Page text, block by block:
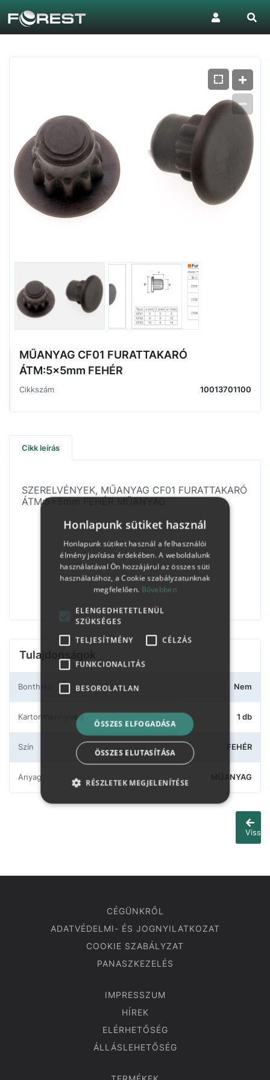
MŰANYAG CF01 FURATTAKARÓ
ÁTM:5x5mm FEHÉR
Cikkszám 10013701100
Cikk leírás
SZERELVÉNYEK, MŰANYAG CF01 FURATTAKARÓ
ÁTM:5x5mm FEHÉR MŰANYAG
Tulajdonságok
Bontható Nem
Kartonmennyiség 1 db
Szín FEHÉR
Anyag MŰANYAG
Vissza
CÉGÜNKRŐL
ADATVÉDELMI- ÉS JOGNYILATKOZAT
COOKIE SZABÁLYZAT
PANASZKEZELÉS
IMPRESSZUM
HÍREK
ELÉRHETŐSÉG
ÁLLÁSLEHETŐSÉG
Honlapunk sütiket használ
Honlapunk sütiket használ a felhasználói
élmény javítása érdekében. A weboldalunk
használatával Ön hozzájárul az összes süti
használatához, a Cookie szabályzatunknak
megfelelően. Bővebben
ELENGEDHETETLENÜL
SZÜKSÉGES
TELJESÍTMÉNY
CÉLZÁS
FUNKCIONALITÁS
BESOROLATLAN
ÖSSZES ELFOGADÁSA
ÖSSZES ELUTASÍTÁSA
RÉSZLETEK MEGJELENÍTÉSE